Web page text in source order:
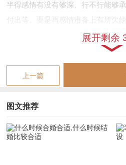
半得感情有没有够深、行不行能够
付出等。要是再感情准备上有所欠
问题与挑战！再决定合婚或结婚时
分，是否能够承担婚姻也许带来得挑
☑2019年6月份出行吉日 2027年6月
展开剩余
上一篇
图文推荐